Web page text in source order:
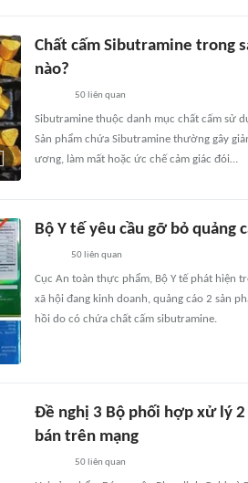
Chất cấm Sibutramine trong
nào?
50 liên quan
Sibutramine thuộc danh mục chất cấm sử
Sản phẩm chứa Sibutramine thường gây
ương, làm mất hoặc ức chế cảm giác đói…
Bộ Y tế yêu cầu gỡ bỏ quảng
50liên quan
Cục An toàn thực phẩm, Bộ Y tế phát hiện
xã hội đang kinh doanh, quảng cáo 2 sản
hồi do có chứa chất cấm sibutramine.
Đề nghị 3 Bộ phối hợp xử lý 2
bán trên mạng
50 liên quan